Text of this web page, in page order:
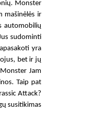
Monster
mašinėlės ir
automobilių
sudominti
yra
bet ir jų
Monster Jam
Taip pat
Attack?
susitikimas